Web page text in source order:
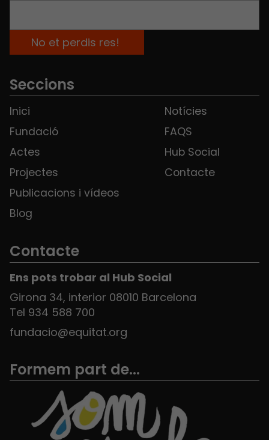
Seccions
Inici
Fundació
Actes
Projectes
Publicacions i vídeos
Blog
Notícies
FAQS
Hub Social
Contacte
Contacte
Ens pots trobar al Hub Social
Girona 34, interior 08010 Barcelona
Tel 934 588 700
fundacio@equitat.org
Formem part de...